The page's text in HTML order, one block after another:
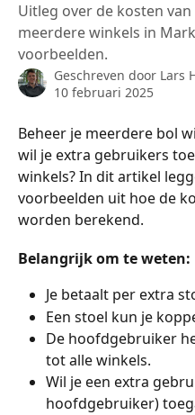
Uitleg over de kosten
meerdere winkels in
voorbeelden.
Geschreven door Lars
10 februari 2025
Beheer je meerdere bol
wil je extra gebruikers
winkels? In dit artikel
voorbeelden uit hoe de
worden berekend.
Belangrijk om te weten:
Je betaalt per extra
Een stoel kun je
De hoofdgebruiker
tot alle winkels.
Wil je een extra
hoofdgebruiker)